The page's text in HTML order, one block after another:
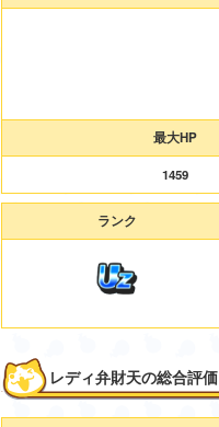
最大HP
1459
ランク
レディ弁財天の総合評価